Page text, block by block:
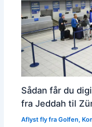
Sådan får du
fra Jeddah til
Aflyst fly fra Golfen,